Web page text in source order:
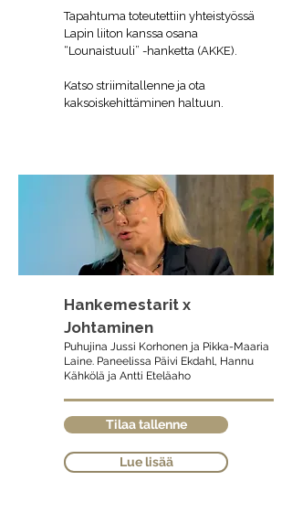
Tapahtuma toteutettiin yhteistyössä
Lapin liiton kanssa osana
“Lounaistuuli” -hanketta (AKKE).
Katso striimitallenne ja ota
kaksoiskehittäminen haltuun.
Hankemestarit x
Johtaminen
Puhujina Jussi Korhonen ja Pikka-Maaria
Laine. Paneelissa Päivi Ekdahl, Hannu
Kähkölä ja Antti Eteläaho
Tilaa tallenne
Lue lisää